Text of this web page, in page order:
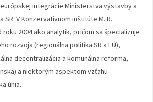
integrácie Ministerstva výstavby a
V Konzervatívnom inštitúte M. R.
2004 ako analytik, pričom sa špecializuje
rozvoja (regionálna politika SR a EÚ),
decentralizácia a komunálna reforma,
a niektorým aspektom vzťahu
únia.